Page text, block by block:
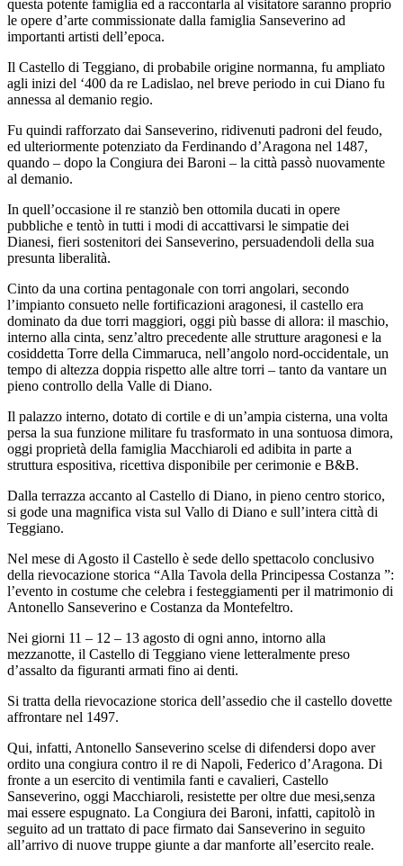
questa potente famiglia ed a raccontarla al visitatore saranno proprio
le opere d’arte commissionate dalla famiglia Sanseverino ad
importanti artisti dell’epoca.
Il Castello di Teggiano, di probabile origine normanna, fu ampliato
agli inizi del ‘400 da re Ladislao, nel breve periodo in cui Diano fu
annessa al demanio regio.
Fu quindi rafforzato dai Sanseverino, ridivenuti padroni del feudo,
ed ulteriormente potenziato da Ferdinando d’Aragona nel 1487,
quando – dopo la Congiura dei Baroni – la città passò nuovamente
al demanio.
In quell’occasione il re stanziò ben ottomila ducati in opere
pubbliche e tentò in tutti i modi di accattivarsi le simpatie dei
Dianesi, fieri sostenitori dei Sanseverino, persuadendoli della sua
presunta liberalità.
Cinto da una cortina pentagonale con torri angolari, secondo
l’impianto consueto nelle fortificazioni aragonesi, il castello era
dominato da due torri maggiori, oggi più basse di allora: il maschio,
interno alla cinta, senz’altro precedente alle strutture aragonesi e la
cosiddetta Torre della Cimmaruca, nell’angolo nord-occidentale, un
tempo di altezza doppia rispetto alle altre torri – tanto da vantare un
pieno controllo della Valle di Diano.
Il palazzo interno, dotato di cortile e di un’ampia cisterna, una volta
persa la sua funzione militare fu trasformato in una sontuosa dimora,
oggi proprietà della famiglia Macchiaroli ed adibita in parte a
struttura espositiva, ricettiva disponibile per cerimonie e B&B.
Dalla terrazza accanto al Castello di Diano, in pieno centro storico,
si gode una magnifica vista sul Vallo di Diano e sull’intera città di
Teggiano.
Nel mese di Agosto il Castello è sede dello spettacolo conclusivo
della rievocazione storica “Alla Tavola della Principessa Costanza ”:
l’evento in costume che celebra i festeggiamenti per il matrimonio di
Antonello Sanseverino e Costanza da Montefeltro.
Nei giorni 11 – 12 – 13 agosto di ogni anno, intorno alla
mezzanotte, il Castello di Teggiano viene letteralmente preso
d’assalto da figuranti armati fino ai denti.
Si tratta della rievocazione storica dell’assedio che il castello dovette
affrontare nel 1497.
Qui, infatti, Antonello Sanseverino scelse di difendersi dopo aver
ordito una congiura contro il re di Napoli, Federico d’Aragona. Di
fronte a un esercito di ventimila fanti e cavalieri, Castello
Sanseverino, oggi Macchiaroli, resistette per oltre due mesi,senza
mai essere espugnato. La Congiura dei Baroni, infatti, capitolò in
seguito ad un trattato di pace firmato dai Sanseverino in seguito
all’arrivo di nuove truppe giunte a dar manforte all’esercito reale.